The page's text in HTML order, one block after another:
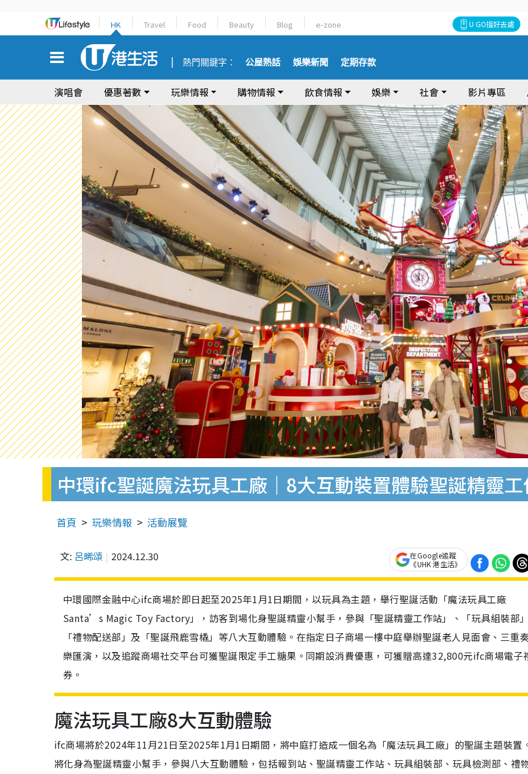
HK Travel Food Beauty Blog e-zone U GO搵好去處
熱門關鍵字： 公屋熱話 娛樂新聞 定期存款
演唱會 優惠著數 玩樂情報 購物情報 飲食情報 娛樂 社會 影片專區
中環ifc聖誕魔法玩具工廠｜8大互動裝置體驗聖誕精靈
首頁 玩樂情報 活動展覽
文: 呂晞頌 2024.12.30
在Google追蹤
《UHK 港生活》
中環國際金融中心ifc商場於即日起至2025年1月1日期間，以玩具為主題，舉行聖誕活動「魔法玩具工廠
Santa’s Magic Toy Factory」，訪客到場化身聖誕精靈小幫手，參與「聖誕精靈工作站」、「玩具組裝部
「禮物配送部」及「聖誕飛鹿雪橇」等八大互動體驗。在指定日子商場一樓中庭舉辦聖誕老人見面會、三重
樂匯演，以及追蹤商場社交平台可獲聖誕限定手工糖果。同期設消費優惠，可獲贈高達32,800元ifc商場電子
券。
魔法玩具工廠8大互動體驗
ifc商場將於2024年11月21日至2025年1月1日期間，將中庭打造成一個名為「魔法玩具工廠」的聖誕主題裝置
將化身為聖誕精靈小幫手，參與八大互動體驗，包括報到站、聖誕精靈工作站、玩具組裝部、玩具檢測部、禮